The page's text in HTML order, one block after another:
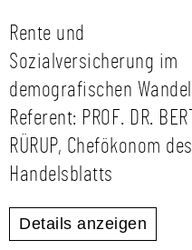
Rente und
Sozialversicherung im
demografischen Wandel |
Referent: PROF. DR. BERT
RÜRUP, Chefökonom des
Handelsblatts
Details anzeigen